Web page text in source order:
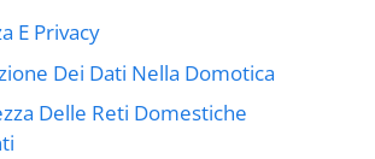
E Privacy
Dei Dati Nella Domotica
Delle Reti Domestiche